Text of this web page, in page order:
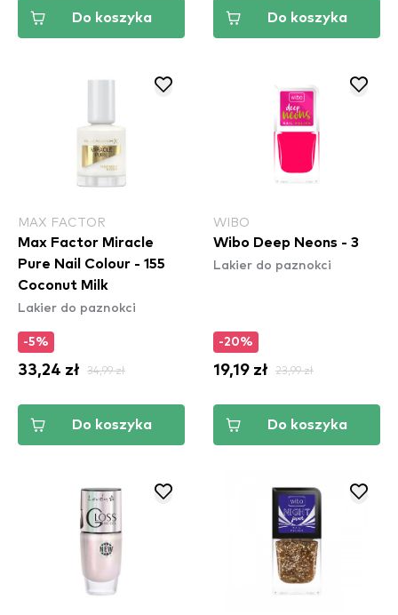
Do koszyka Do koszyka
MAX FACTOR
Max Factor Miracle
Pure Nail Colour - 155
Coconut Milk
Lakier do paznokci
-5%
33,24 zł 34,99 zł
Do koszyka
WIBO
Wibo Deep Neons - 3
Lakier do paznokci
-20%
19,19 zł 23,99 zł
Do koszyka